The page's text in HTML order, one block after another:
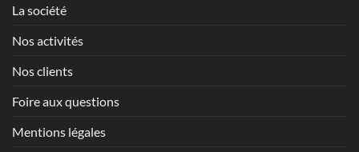
La société
Nos activités
Nos clients
Foire aux questions
Mentions légales